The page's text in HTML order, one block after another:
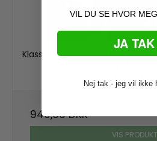
Klassisk koksgrå JURMO
Jurmo koks
949,00 DKK
VIS PRODUKT
VIL DU SE HVOR
JA
Nej tak - jeg vil ikke